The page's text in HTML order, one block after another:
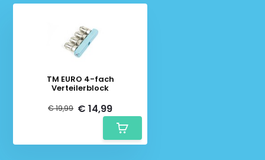
TM EURO 4-fach
Verteilerblock
€ 19,99 € 14,99